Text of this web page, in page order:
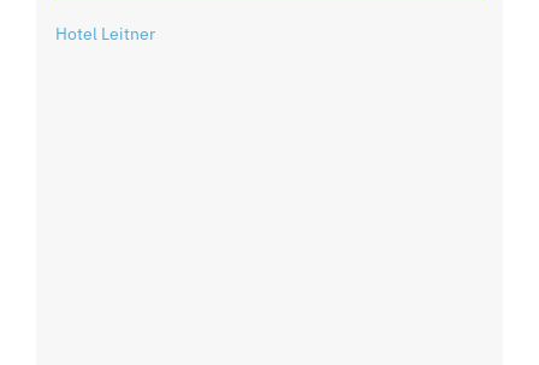
Hotel Leitner